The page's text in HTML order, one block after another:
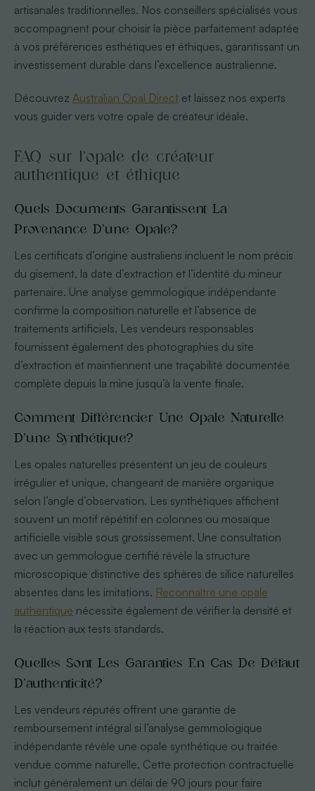
artisanales traditionnelles. Nos conseillers spécialisés vous
accompagnent pour choisir la pièce parfaitement adaptée
à vos préférences esthétiques et éthiques, garantissant un
investissement durable dans l’excellence australienne.
Découvrez Australian Opal Directet laissez nos experts
vous guider vers votre opale de créateur idéale.
FAQ sur l’opale de créateur
authentique et éthique
Quels Documents Garantissent La
Provenance D’une Opale?
Les certificats d’origine australiens incluent le nom précis
du gisement, la date d’extraction et l’identité du mineur
partenaire. Une analyse gemmologique indépendante
confirme la composition naturelle et l’absence de
traitements artificiels. Les vendeurs responsables
fournissent également des photographies du site
d’extraction et maintiennent une traçabilité documentée
complète depuis la mine jusqu’à la vente finale.
Comment Différencier Une Opale Naturelle
D’une Synthétique?
Les opales naturelles présentent un jeu de couleurs
irrégulier et unique, changeant de manière organique
selon l’angle d’observation. Les synthétiques affichent
souvent un motif répétitif en colonnes ou mosaïque
artificielle visible sous grossissement. Une consultation
avec un gemmologue certifié révèle la structure
microscopique distinctive des sphères de silice naturelles
absentes dans les imitations. Reconnaître une opale
authentique nécessite également de vérifier la densité et
la réaction aux tests standards.
Quelles Sont Les Garanties En Cas De Défaut
D’authenticité?
Les vendeurs réputés offrent une garantie de
remboursement intégral si l’analyse gemmologique
indépendante révèle une opale synthétique ou traitée
vendue comme naturelle. Cette protection contractuelle
inclut généralement un délai de 90 jours pour faire